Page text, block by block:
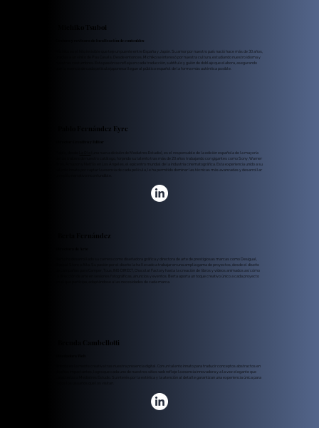
Michiko Tsuboi
Gestora y revisora de localización de contenidos
Michiko es el hilo invisible que teje un puente entre España y Japón. Su amor por nuestro país nació hace más de 30 años,
gracias a un vinilo de Pau Casals. Desde entonces, Michiko se interesó por nuestra cultura, estudiando nuestro idioma y
nuestras costumbres. Esta pasión se refleja en cada traducción, subtítulo y guión de doblaje que elabora, asegurando
que la esencia de cada película japonesa llegue al público español de la forma más auténtica posible.
Pablo Fernández Eyre
Director Creativo y Editor
(una nueva división de Mediatres Estudio), es el responsable de la edición española de la mayoría
de los trailers de nuestro catálogo, forjando su talento tras más de 20 años trabajando con gigantes como Sony, Warner
Bros, Amazon y Netflix en Los Ángeles, el epicentro mundial de la industria cinematográfica. Esta experiencia unido a su
talento innato por captar la esencia de cada película, le ha permitido dominar las técnicas más avanzadas y desarrollar
Berta Fernández
Berta ha desarrollado su carrera como diseñadora gráfica y directora de arte de prestigiosas marcas como Desigual,
Bassal Store o Aïta. Su pasión por el diseño la ha llevado a trabajar en una amplia gama de proyectos, desde el diseño
de campañas para Camper, Tous, ING DIRECT, Chocolat Factory hasta la creación de libros y vídeos animados así cómo
la dirección de arte en sesiones fotográficas, anuncios y eventos. Berta aporta un toque creativo único a cada proyecto
en el que participa, adaptándose a las necesidades de cada marca.
Brenda Cambellotti
Brenda es la mente creativa tras nuestra presencia digital. Con un talento innato para traducir conceptos abstractos en
diseños impactantes, logra que cada uno de nuestros sitios web refleje la esencia innovadora y a la vez elegante que
caracteriza a Mediatres Estudio. Su interés por la estética y la atención al detalle garantizan una experiencia única para